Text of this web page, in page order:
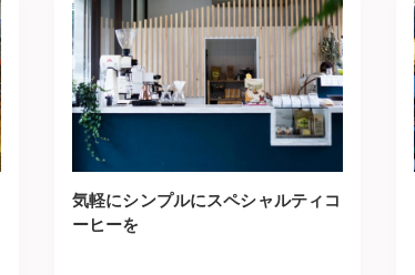
気軽にシンプルにスペシャルティコ
ーヒーを